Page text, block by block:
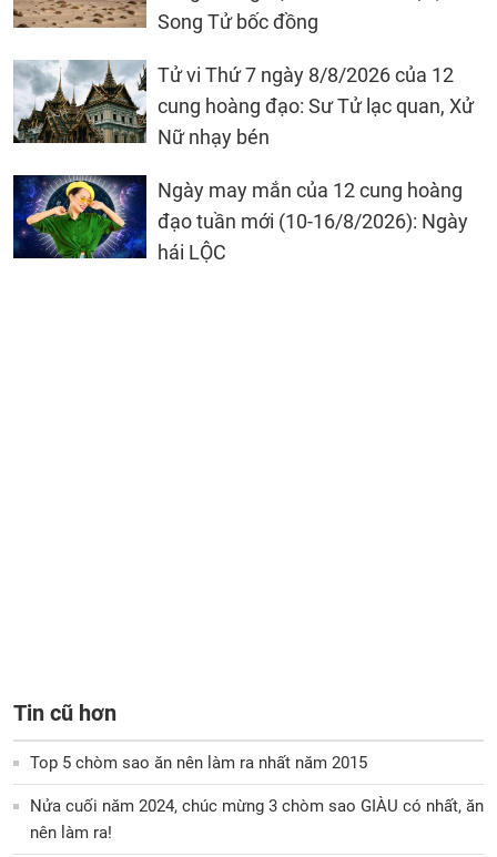
Song Tử bốc đồng
Tử vi Thứ 7 ngày 8/8/2026 của 12
cung hoàng đạo: Sư Tử lạc quan, Xử
Nữ nhạy bén
Ngày may mắn của 12 cung hoàng
đạo tuần mới (10-16/8/2026): Ngày
hái LỘC
Tin cũ hơn
Top 5 chòm sao ăn nên làm ra nhất năm 2015
Nửa cuối năm 2024, chúc mừng 3 chòm sao GIÀU có nhất, ăn
nên làm ra!